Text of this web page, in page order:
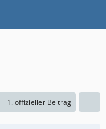
1. offizieller Beitrag